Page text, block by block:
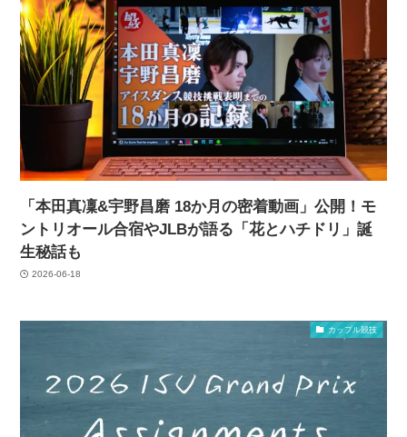
「本田真凜&宇野昌磨 18か月の密着動画」公開！モ
ントリオール合宿やJLBが語る「花とハチドリ」誕
生秘話も
2026-06-18
カップル競技